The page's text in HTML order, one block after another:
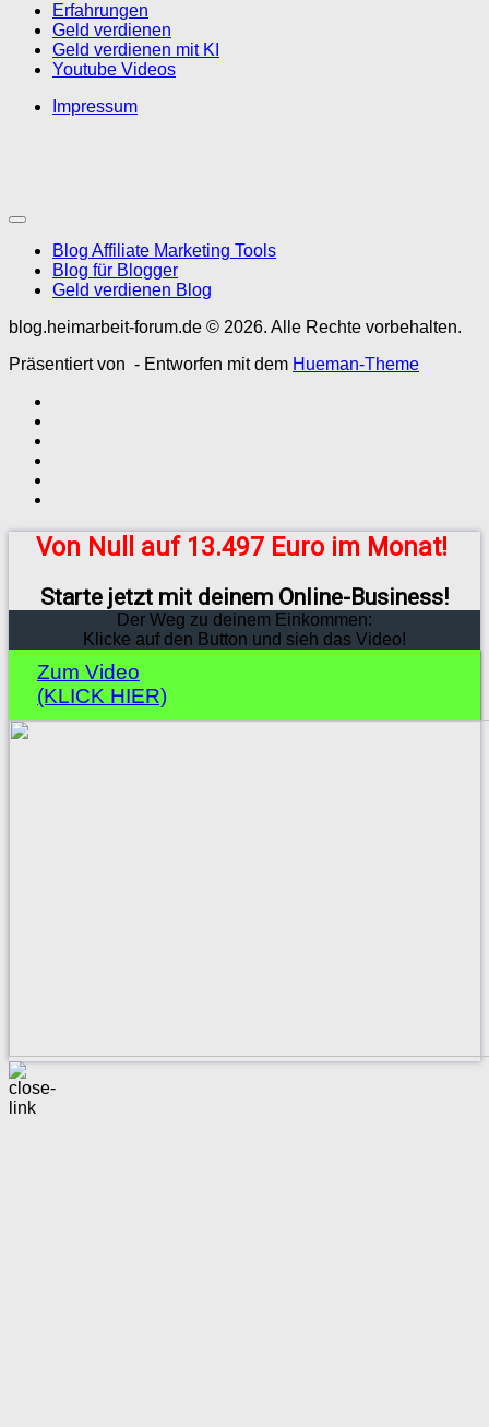
Erfahrungen
Geld verdienen
Geld verdienen mit KI
Youtube Videos
Impressum
Blog Affiliate Marketing Tools
Blog für Blogger
Geld verdienen Blog
blog.heimarbeit-forum.de © 2026. Alle Rechte vorbehalten.
Präsentiert von - Entworfen mit dem Hueman-Theme
Von Null auf 13.497 Euro im Monat!
Starte jetzt mit deinem Online-Business!
Der Weg zu deinem Einkommen:
Klicke auf den Button und sieh das Video!
Zum Video
(KLICK HIER)